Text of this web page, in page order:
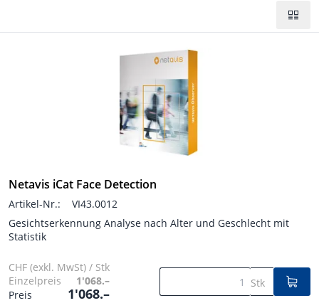
Netavis iCat Face Detection
Artikel-Nr.:
VI43.0012
Gesichtserkennung Analyse nach Alter und Geschlecht mit
Statistik
CHF (exkl. MwSt) / Stk
Einzelpreis
1'068.–
Preis
1'068.–
Stk